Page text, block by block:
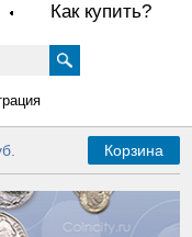
Как купить?
Корзина